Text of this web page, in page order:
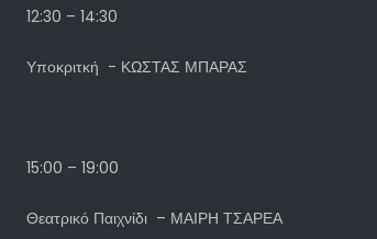
12:30 – 14:30
Υποκριτκή - ΚΩΣΤΑΣ ΜΠΑΡΑΣ
15:00 – 19:00
Θεατρικό Παιχνίδι – ΜΑΙΡΗ ΤΣΑΡΕΑ